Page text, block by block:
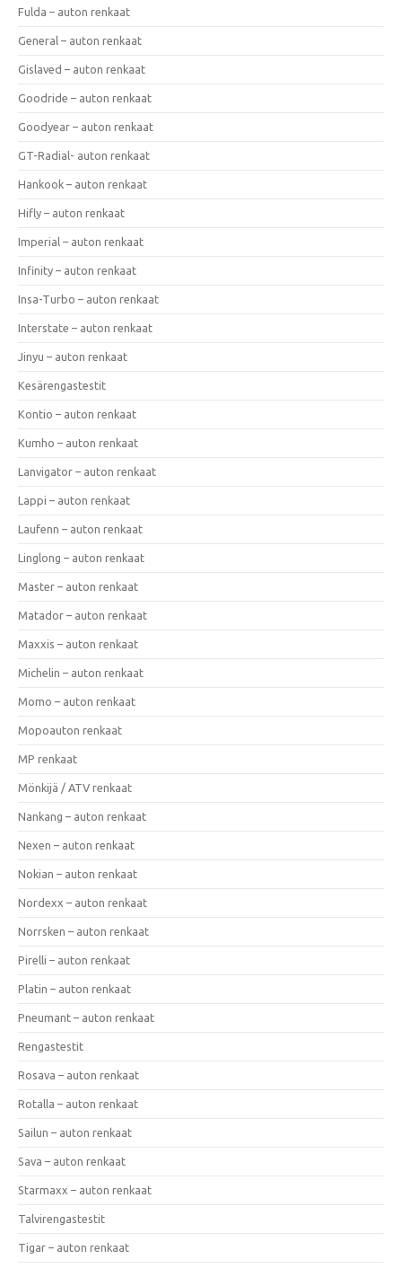
Fulda – auton renkaat
General – auton renkaat
Gislaved – auton renkaat
Goodride – auton renkaat
Goodyear – auton renkaat
GT-Radial- auton renkaat
Hankook – auton renkaat
Hifly – auton renkaat
Imperial – auton renkaat
Infinity – auton renkaat
Insa-Turbo – auton renkaat
Interstate – auton renkaat
Jinyu – auton renkaat
Kesärengastestit
Kontio – auton renkaat
Kumho – auton renkaat
Lanvigator – auton renkaat
Lappi – auton renkaat
Laufenn – auton renkaat
Linglong – auton renkaat
Master – auton renkaat
Matador – auton renkaat
Maxxis – auton renkaat
Michelin – auton renkaat
Momo – auton renkaat
Mopoauton renkaat
MP renkaat
Mönkijä / ATV renkaat
Nankang – auton renkaat
Nexen – auton renkaat
Nokian – auton renkaat
Nordexx – auton renkaat
Norrsken – auton renkaat
Pirelli – auton renkaat
Platin – auton renkaat
Pneumant – auton renkaat
Rengastestit
Rosava – auton renkaat
Rotalla – auton renkaat
Sailun – auton renkaat
Sava – auton renkaat
Starmaxx – auton renkaat
Talvirengastestit
Tigar – auton renkaat